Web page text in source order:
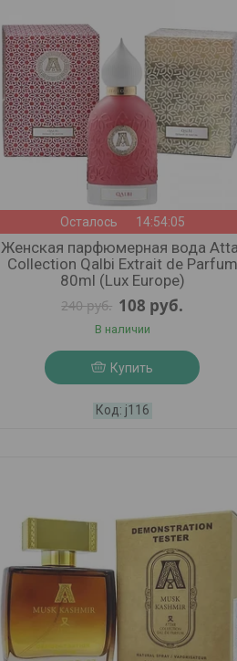
Осталось 14:54:03
Женская парфюмерная вода
Collection Qalbi Extrait de Parfum
80ml (Lux Europe)
240руб. 108 руб.
В наличии
Купить
j116